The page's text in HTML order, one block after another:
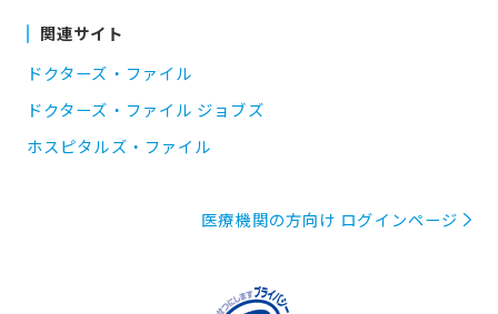
関連サイト
ドクターズ・ファイル
ドクターズ・ファイル ジョブズ
ホスピタルズ・ファイル
医療機関の方向け ログインページ